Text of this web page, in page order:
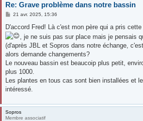
Re: Grave problème dans notre bassin
M
s
s
a
g
e
21 avr. 2025, 15:36
D'accord Fred! Là c'est mon père qui a pris
, je ne suis pas sur place mais je pensais
(d'après JBL et Sopros dans notre échange,
alors demande changements?
Le nouveau bassin est beaucoip plus petit,
plus 1000.
Les plantes en tous cas sont bien installées et
intéressé.
Sopros
Membre associatif